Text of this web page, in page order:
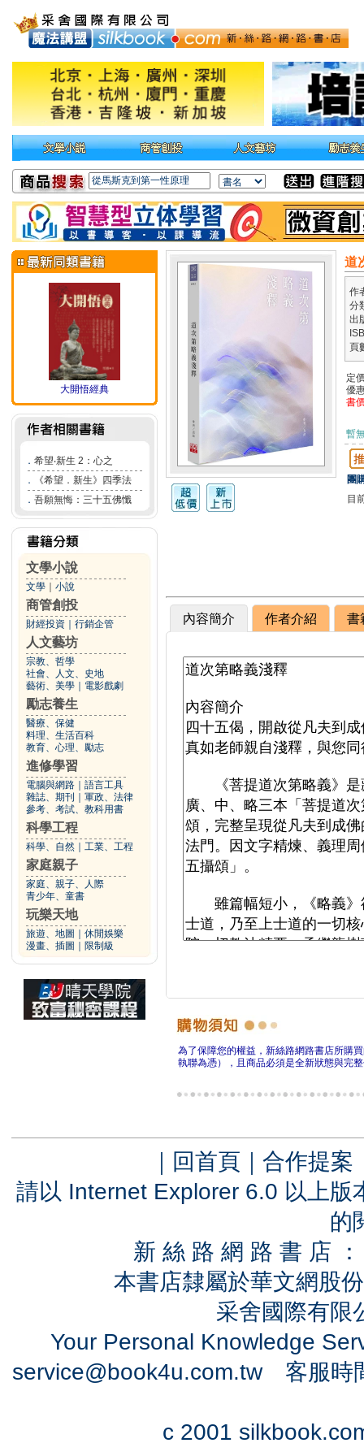
大開悟經典
． 希望‧新生 2：心之
．
《希望．新生》四季法
． 吾願無悔：三十五佛懺
文學小說
文學 小說
商管創投
財經投資 行銷企管
人文藝坊
宗教、哲學
社會、人文、史地
藝術、美學
電影戲劇
勵志養生
醫療、保健
料理、生活百科
教育、心理、勵志
進修學習
電腦與網路
語言工具
雜誌、期刊
軍政、法律
參考、考試、教科用書
科學工程
科學、自然 工業、工程
家庭親子
家庭、親子、人際
青少年、童書
玩樂天地
旅遊、地圖
休閒娛樂
漫畫、插圖
限制級
道
作
分
出
頁
定
優
書
暫
團
目
內容簡介 作者介紹 書
為了保障您的權益，新絲路網路書店所購
執聯為憑），且商品必須是全新狀態與完
｜ 回首頁 ｜ 合作提案
請以 Internet Explorer 6.0 以上
的
新 絲 路 網 路 書 店
本書店隸屬於華文網股
采舍國際有
Your Personal Knowledge
service@book4u.com.tw客服時
c 2001